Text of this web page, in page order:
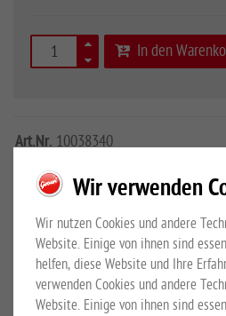
In den
Art.Nr. 10038340
Durchmesser 160 mm
Mehr Details
Sicherheitshinweise
Wir verwenden
Wir nutzen Cookies und andere
Website. Einige von ihnen sind
helfen, diese Website und Ihre
verwenden Cookies und andere
Website. Einige von ihnen sind